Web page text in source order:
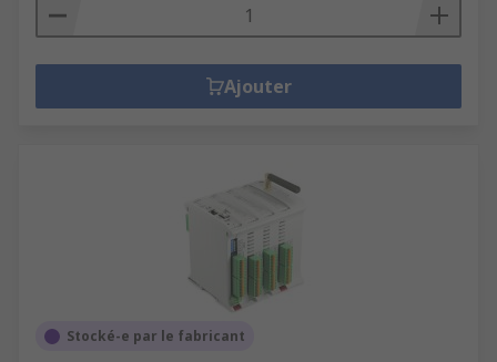
Ajouter
Stocké-e par le fabricant